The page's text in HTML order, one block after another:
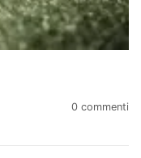
0 commenti